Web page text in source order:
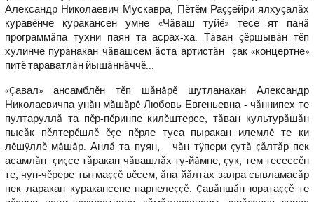
Александр Николаевич Мускавра, Пĕтĕм Раççейри ялхуçалăх
куравĕнче куракансен умне «Чăваш туйĕ» тесе ят панă
программăпа тухни паян та асрах-ха. Тăван çĕршывăн тĕп
хулинче пурăнакан чăвашсем ăста артистăн çак «концертне»
питĕ тараватлăн йышăннăччĕ...
«Çавал» ансамблĕн тĕп шăнăрĕ шутланакан Александр
Николаевичпа унăн мăшăрĕ Любовь Евгеньевна - чăннипех те
пултаруллă та пĕр-пĕринпе килĕштерсе, тăван культурăшăн
пысăк пĕлтерĕшлĕ ĕçе пĕрле туса пыракан илемлĕ те ки
лĕшÿллĕ мăшăр. Анлă та пуян, чăн тÿпери çутă çăлтăр пек
асамлăн çиçсе тăракан чăвашлăх ту-йăмне, çук, тем тесессĕн
те, чун-чĕрере тытмаççĕ вĕсем, ăна йăлтах залра сывламасăр
пек ларакан куракансене парнелеççĕ. Çавăншăн юратаççĕ те